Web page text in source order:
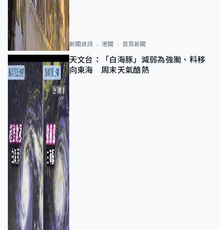
新聞資訊 港聞 首頁新聞
天文台：「白海豚」減弱為強颱、料移
向東海 周末天氣酷熱